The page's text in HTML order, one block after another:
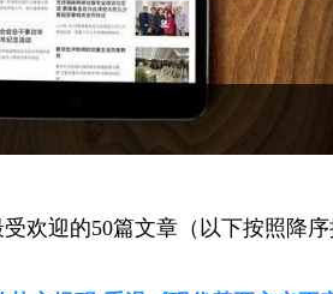
欢迎的50篇文章（以下按照降序